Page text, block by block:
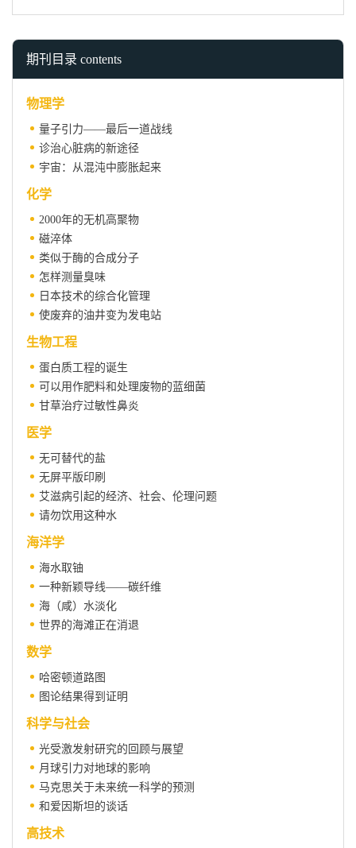
期刊目录 contents
物理学
量子引力——最后一道战线
诊治心脏病的新途径
宇宙：从混沌中膨胀起来
化学
2000年的无机高聚物
磁淬体
类似于酶的合成分子
怎样测量臭味
日本技术的综合化管理
使废弃的油井变为发电站
生物工程
蛋白质工程的诞生
可以用作肥料和处理废物的蓝细菌
甘草治疗过敏性鼻炎
医学
无可替代的盐
无屏平版印刷
艾滋病引起的经济、社会、伦理问题
请勿饮用这种水
海洋学
海水取铀
一种新颖导线——碳纤维
海（咸）水淡化
世界的海滩正在消退
数学
哈密顿道路图
图论结果得到证明
科学与社会
光受激发射研究的回顾与展望
月球引力对地球的影响
马克思关于未来统一科学的预测
和爱因斯坦的谈话
高技术